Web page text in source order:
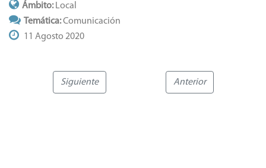
Ámbito: Local
Temática:Comunicación
11 Agosto 2020
Siguiente Anterior